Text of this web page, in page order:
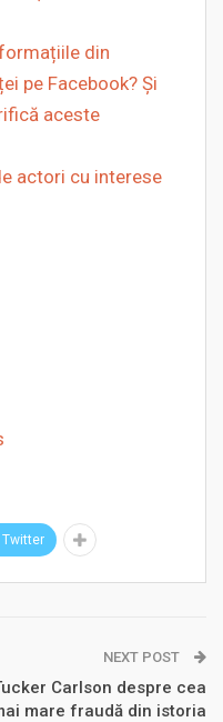
din
pe Facebook? Și
aceste
actori cu interese
Twitter
NEXT POST
Carlson despre cea
mare fraudă din istoria